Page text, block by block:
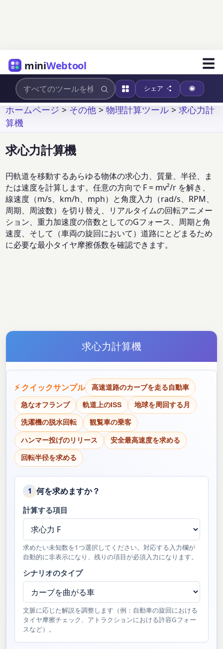
miniWebtool ☰
シェア
ホームページ>その他>物理計算ツール>求心力計
算機
求心力計算機
円軌道を移動するあらゆる物体の求心力、質量、半径、ま
たは速度を計算します。任意の方向で F = mv²/r を解き、
線速度（m/s、km/h、mph）と角度入力（rad/s、RPM、
周期、周波数）を切り替え、リアルタイムの回転アニメー
ション、重力加速度の倍数としてのGフォース、周期と角
速度、そして（車両の旋回において）道路にとどまるため
に必要な最小タイヤ摩擦係数を確認できます。
求心力計算機
⚡ クイックサンプル 高速道路のカーブを走る自動車
急なオフランプ 軌道上のISS 地球を周回する月
洗濯機の脱水回転 観覧車の乗客
ハンマー投げのリリース 安全最高速度を求める
回転半径を求める
1 何を求めますか？
計算する項目
求めたい未知数を1つ選択してください。対応する入力欄が
自動的に非表示になり、残りの項目が必須入力になります。
シナリオのタイプ
文脈に応じた解説を調整します（例：自動車の旋回における
タイヤ摩擦チェック、アトラクションにおける許容Gフォー
スなど）。